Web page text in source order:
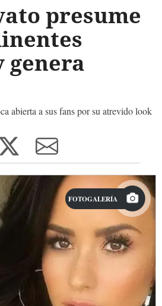
presume
genera
abierta a sus fans por su atrevido look
FOTOGALERÍA